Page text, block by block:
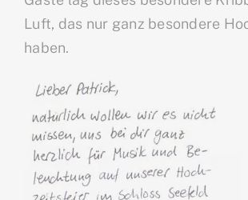
Luft, das nur ganz besondere
haben.